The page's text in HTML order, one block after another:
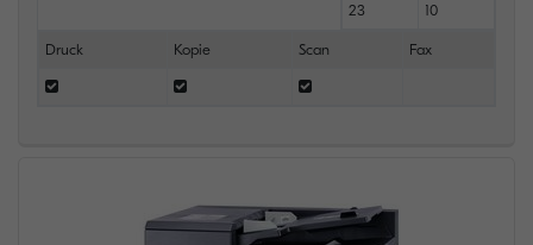
23 10
Druck Kopie Scan Fax